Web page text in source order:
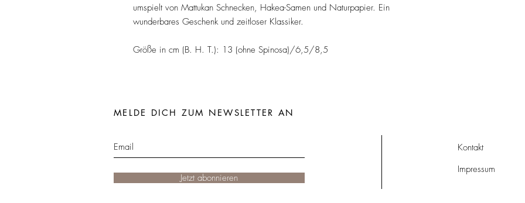
umspielt von Mattukan Schnecken, Hakea-Samen und Naturpapier. Ein
wunderbares Geschenk und zeitloser Klassiker.
Größe in cm (B. H. T.): 13 (ohne Spinosa)/6,5/8,5
Jetzt abonnieren
MELDE DICH ZUM NEWSLETTER AN
Kontakt
Impressum